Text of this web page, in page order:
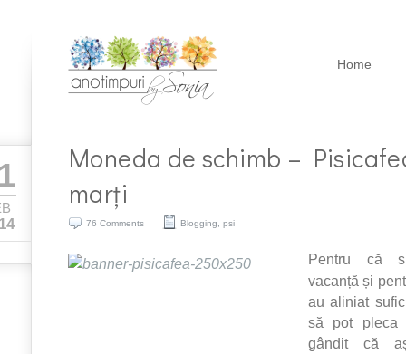
Home
Moneda de schimb –
marți
76 Comments Blogging psi
Pentru că
vacanță și
au aliniat
să pot pleca
gândit că